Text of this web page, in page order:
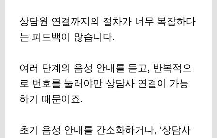
상담원 연결까지의 절차가 너무 복잡하다
는 피드백이 많습니다.
여러 단계의 음성 안내를 듣고, 반복적으
로 번호를 눌러야만 상담사 연결이 가능
하기 때문이죠.
초기 음성 안내를 간소화하거나, ‘상담사